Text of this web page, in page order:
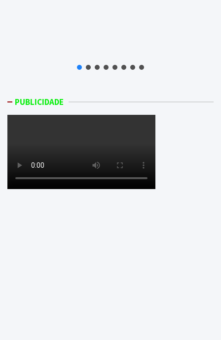
PUBLICIDADE